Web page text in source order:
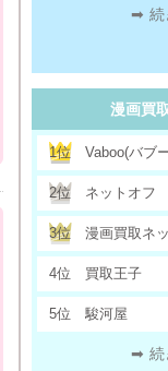
➡ 続
漫画買
1位 Vaboo(バブ
2位 ネットオフ
3位 漫画買取ネ
4位 買取王子
5位 駿河屋
➡ 続